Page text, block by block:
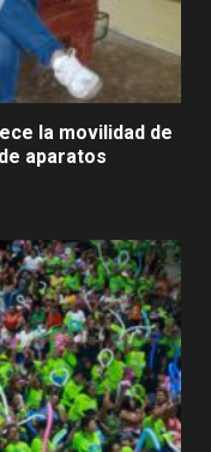
la movilidad de
aparatos